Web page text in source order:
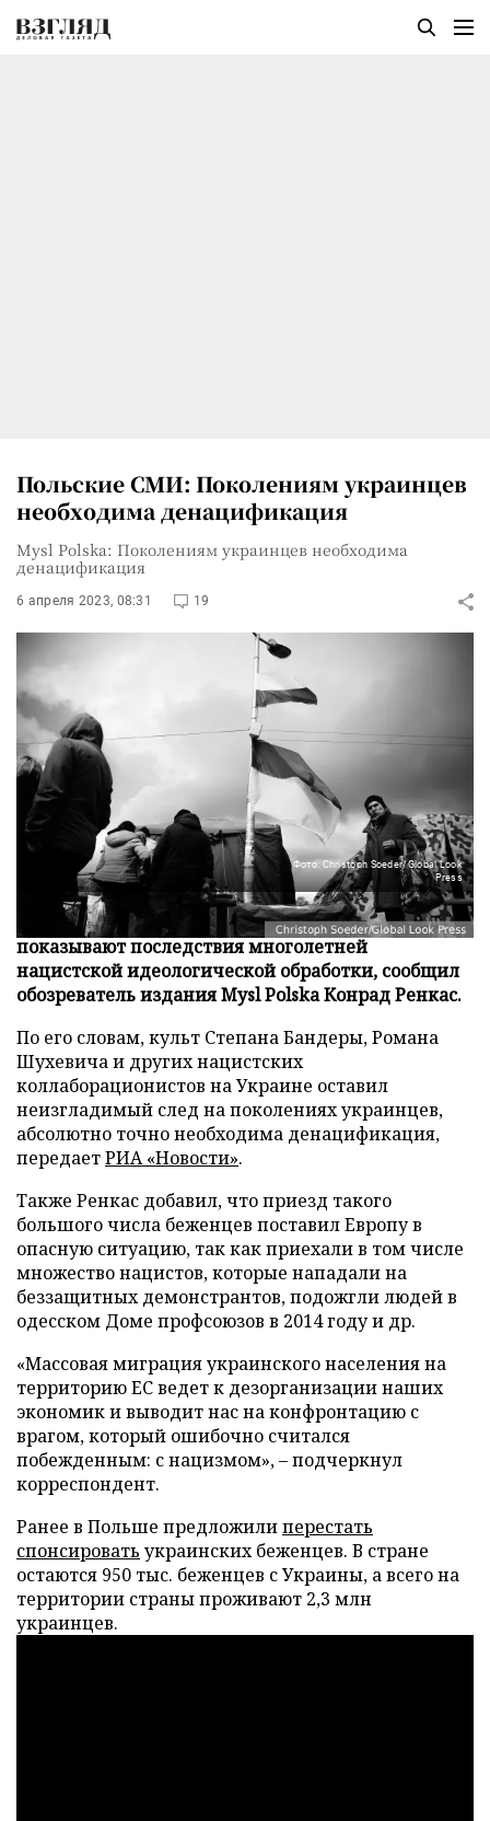
Польские СМИ: Поколениям украинцев
необходима денацификация
Mysl Polska: Поколениям украинцев необходима
денацификация
6 апреля 2023, 08:31 19
Фото: Christoph Soeder/Global Look
Press
Приехавшие в Польшу украинские беженцы
показывают последствия многолетней
нацистской идеологической обработки, сообщил
обозреватель издания Mysl Polska Конрад Ренкас.
По его словам, культ Степана Бандеры, Романа
Шухевича и других нацистских
коллаборационистов на Украине оставил
неизгладимый след на поколениях украинцев,
абсолютно точно необходима денацификация,
передаетРИА «Новости».
Также Ренкас добавил, что приезд такого
большого числа беженцев поставил Европу в
опасную ситуацию, так как приехали в том числе
множество нацистов, которые нападали на
беззащитных демонстрантов, подожгли людей в
одесском Доме профсоюзов в 2014 году и др.
«Массовая миграция украинского населения на
территорию ЕС ведет к дезорганизации наших
экономик и выводит нас на конфронтацию с
врагом, который ошибочно считался
побежденным: с нацизмом», – подчеркнул
корреспондент.
Ранее в Польше предложилиперестать
спонсировать украинских беженцев. В стране
остаются 950 тыс. беженцев с Украины, а всего на
территории страны проживают 2,3 млн
украинцев.